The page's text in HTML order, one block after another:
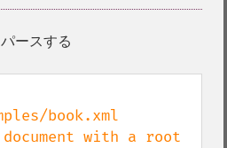
ースする
book.xml
document with a root